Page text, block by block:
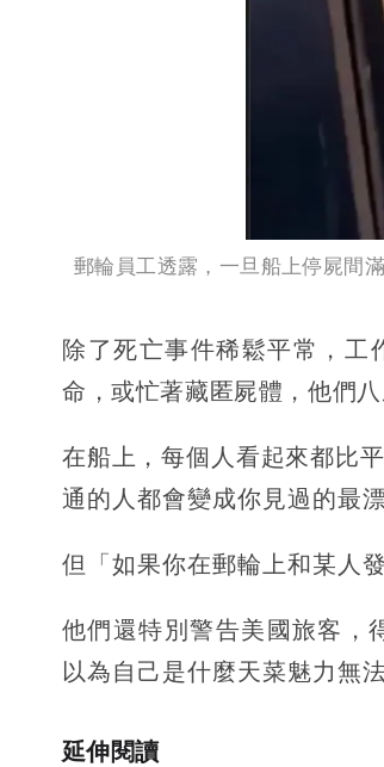
郵輪員工透露，一旦船上停屍間
除了死亡事件稀鬆平常，工
命，或忙著藏匿屍體，他們
在船上，每個人看起來都比
通的人都會變成你見過的最
但「如果你在郵輪上和某人
他們還特別警告美國旅客，
以為自己是什麼天菜魅力無
延伸閱讀